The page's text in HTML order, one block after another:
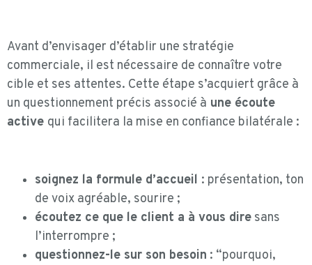
Avant d’envisager d’établir une stratégie
commerciale, il est nécessaire de connaître votre
cible et ses attentes. Cette étape s’acquiert grâce à
un questionnement précis associé à une écoute
active qui facilitera la mise en confiance bilatérale :
soignez la formule d’accueil : présentation, ton
de voix agréable, sourire ;
écoutez ce que le client a à vous dire sans
l’interrompre ;
questionnez-le sur son besoin : “pourquoi,